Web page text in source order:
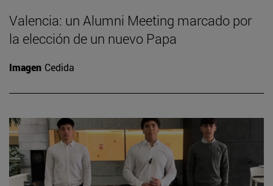
Valencia: un Alumni Meeting marcado por
la elección de un nuevo Papa
Imagen Cedida